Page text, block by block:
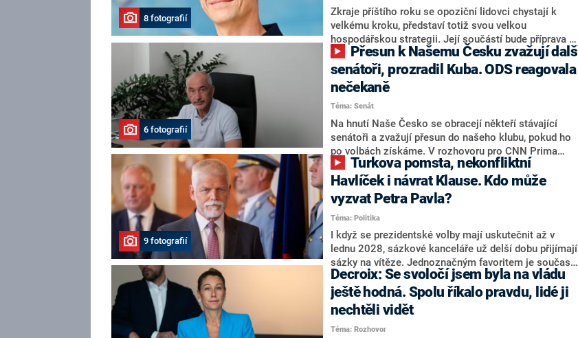
8 fotografií
Zkraje příštího roku se opoziční lidovci chystají k
velkému kroku, představí totiž svou velkou
hospodářskou strategii. Její součástí bude příprava na
stárnutí populace, řekl ve středu na setkání s novináři
nový předseda lidovců Jan Grolich. Ten zároveň v
senátních volbách kandiduje ve Vyškově. Popsal i
aktivitu opozice, o níž vládní strany nebo političtí
komentátoři mluví jako o slabé a v defenzivě. „Je to
úmorná práce upozorňovat na chyby vlády. Ministři s
námi navíc nechodí do debat. Chceme ale ukazovat
svoje témata,“ odpověděl Grolich na dotaz CNN Prima
NEWS.
6 fotografií
senátoři, prozradil Kuba. ODS reagovala
nečekaně
Téma: Senát
Na hnutí Naše Česko se obracejí někteří stávající
senátoři a zvažují přesun do našeho klubu, pokud ho
po volbách získáme. V rozhovoru pro CNN Prima
NEWS to řekl zakladatel hnutí a jihočeský hejtman
Martin Kuba. Konkrétní nebyl, ale získat by takto mohl
například senátora Zdeňka Hrabu, který je dnes
součástí klubu ODS a TOP 09. Hraba to na dotaz
redakce nevyloučil. Předseda klubu senátorů ODS
Zdeněk Nytra redakci řekl, že počítá s odchodem
některých senátorů z klubu a že Naše Česko není
nepřítel, ale soupeř.
9 fotografií
Havlíček i návrat Klause. Kdo může
vyzvat Petra Pavla?
Téma: Politika
I když se prezidentské volby mají uskutečnit až v
lednu 2028, sázkové kanceláře už delší dobu přijímají
sázky na vítěze. Jednoznačným favoritem je současná
hlava státu Petr Pavel. Daleko za ním pak bookmakeři
zmiňují dva výrazné politiky ANO, tedy premiéra
Andreje Babiše a ministra průmyslu Karla Havlíčka.
Oblíbeným tipem samotných sázkařů je poslanec za
Motoristy Filip Turek. Politolog Jan Kubáček nicméně
Decroix: Se svoločí jsem byla na vládu
ještě hodná. Spolu říkalo pravdu, lidé ji
nechtěli vidět
Téma: Rozhovor